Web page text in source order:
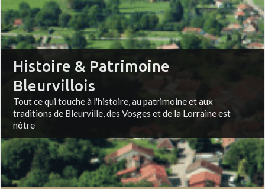
Histoire & Patrimoine
Bleurvillois
Tout ce qui touche à l'histoire, au patrimoine et aux
traditions de Bleurville, des Vosges et de la Lorraine est
nôtre